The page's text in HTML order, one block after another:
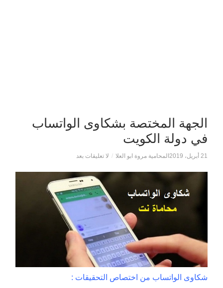
الجهة المختصة بشكاوى الواتساب
في دولة الكويت
21 أبريل، 2019 المحامية مروة ابو العلا / لا تعليقات بعد
شكاوى الواتساب من اختصاص التحقيقات :